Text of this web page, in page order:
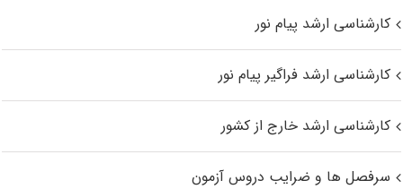
کارشناسی ارشد پیام نور
کارشناسی ارشد فراگیر پیام نور
کارشناسی ارشد خارج از کشور
سرفصل ها و ضرایب دروس آزمون